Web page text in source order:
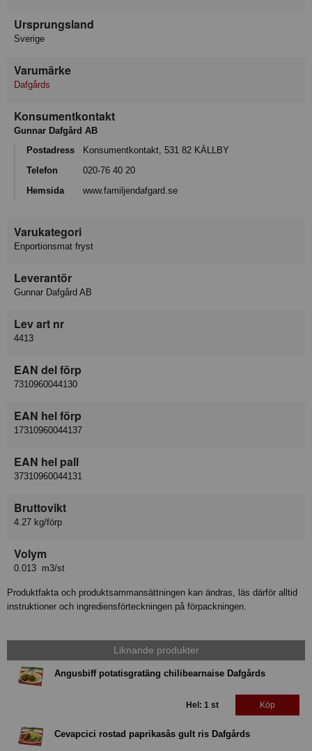
Ursprungsland
Sverige
Varumärke
Dafgårds
Konsumentkontakt
Gunnar Dafgård AB
Postadress
Konsumentkontakt, 531 82 KÄLLBY
Telefon
020-76 40 20
Hemsida
www.familjendafgard.se
Varukategori
Enportionsmat fryst
Leverantör
Gunnar Dafgård AB
Lev art nr
4413
EAN del förp
7310960044130
EAN hel förp
17310960044137
EAN hel pall
37310960044131
Bruttovikt
4.27 kg/förp
Volym
0.013 m3/st
Produktfakta och produktsammansättningen kan ändras, läs därför alltid
instruktioner och ingrediensförteckningen på förpackningen.
Liknande produkter
Angusbiff potatisgratäng chilibearnaise Dafgårds
Hel: 1 st Köp
Cevapcici rostad paprikasås gult ris Dafgårds